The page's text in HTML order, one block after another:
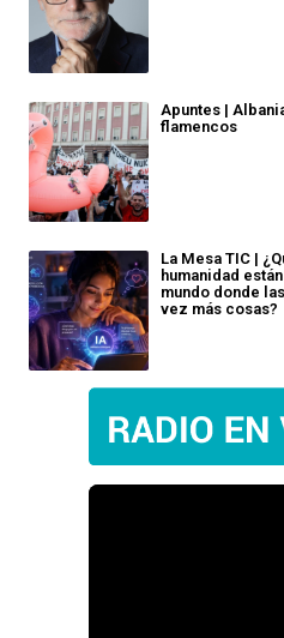
Apuntes |
flamencos
La Mesa TIC |
humanidad
mundo donde
vez más cosas?